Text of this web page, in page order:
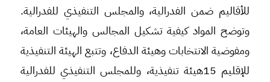
للأقاليم ضمن الفدرالية، والمجلس التنفيذي للفدرالية.
وتوضح المواد كيفية تشكيل المجالس والهيئات العامة،
ومفوضية الانتخابات وهيئة الدفاع، وتتبع الهيئة التنفيذية
للإقليم 15هيئة تنفيذية، وللمجلس التنفيذي للفدرالية